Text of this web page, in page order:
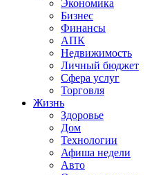
Экономика
Бизнес
Финансы
АПК
Недвижимость
Личный бюджет
Сфера услуг
Торговля
Жизнь
Здоровье
Дом
Технологии
Афиша недели
Авто